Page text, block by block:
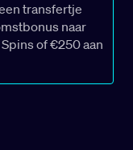
transfertje
naar
of €250 aan